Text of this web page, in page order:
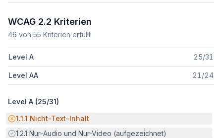
WCAG 2.2 Kriterien
46 von 55 Kriterien erfüllt
Level A 25/31
Level AA 21 /24
Level A (25/31)
Potenzielle Barriere:
1.1.1 Nicht-Text-Inhalt
Erfüllt:
1.2.1 Nur-Audio und Nur-Video (aufgezeichnet)